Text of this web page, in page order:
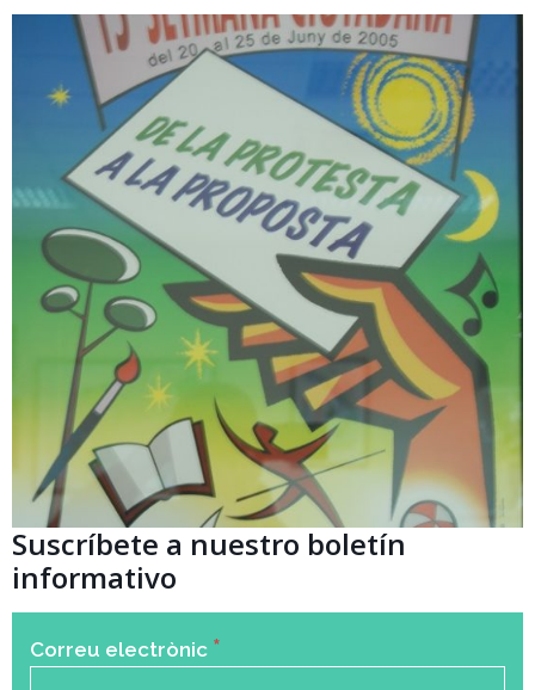
Suscríbete a nuestro boletín
informativo
Correu electrònic *